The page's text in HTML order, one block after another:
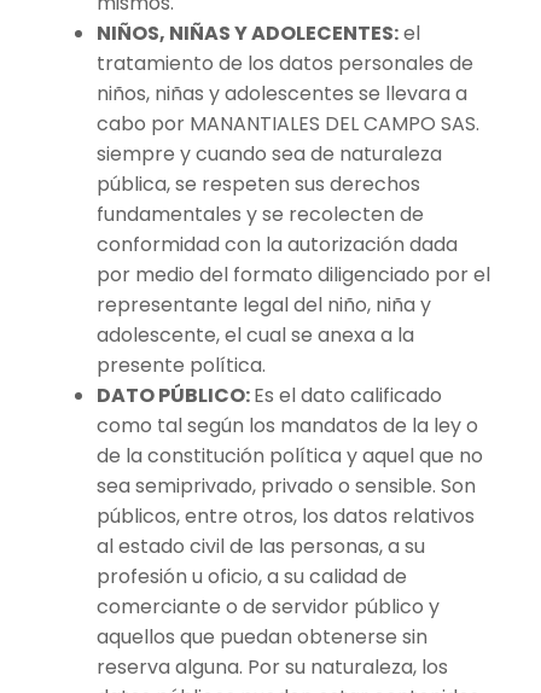
NIÑOS, NIÑAS Y ADOLECENTES:el
tratamiento de los datos personales de
niños, niñas y adolescentes se llevara a
cabo por MANANTIALES DEL CAMPO SAS.
siempre y cuando sea de naturaleza
pública, se respeten sus derechos
fundamentales y se recolecten de
conformidad con la autorización dada
por medio del formato diligenciado por el
representante legal del niño, niña y
adolescente, el cual se anexa a la
presente política.
DATO PÚBLICO:Es el dato calificado
como tal según los mandatos de la ley o
de la constitución política y aquel que no
sea semiprivado, privado o sensible. Son
públicos, entre otros, los datos relativos
al estado civil de las personas, a su
profesión u oficio, a su calidad de
comerciante o de servidor público y
aquellos que puedan obtenerse sin
reserva alguna. Por su naturaleza, los